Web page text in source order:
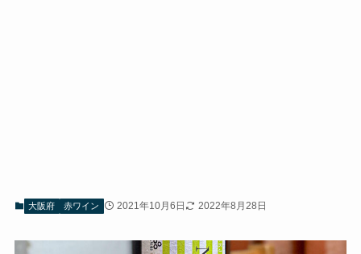
大阪府 赤ワイン 2021年10月6日 2022年8月28日